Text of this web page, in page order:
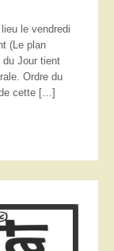
le vendredi
(Le plan
du Jour tient
Ordre du
cette […]